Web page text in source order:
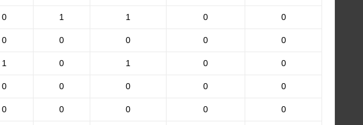
0 1 1 0 0
0 0 0 0 0
1 0 1 0 0
0 0 0 0 0
0 0 0 0 0